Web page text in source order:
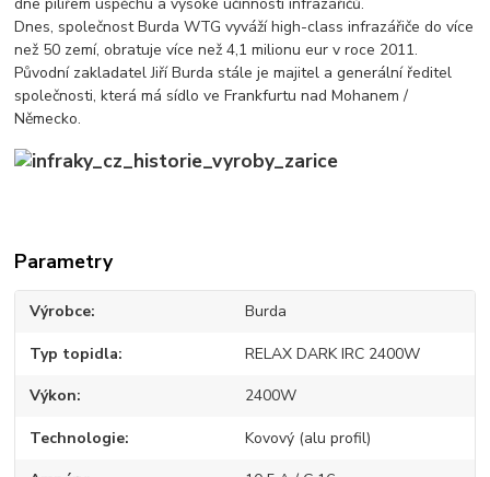
Dnes, společnost Burda WTG vyváží high-class infrazářiče do více
než 50 zemí, obratuje více než 4,1 milionu eur v roce 2011.
Původní zakladatel Jiří Burda stále je majitel a generální ředitel
společnosti, která má sídlo ve Frankfurtu nad Mohanem /
Německo.
Parametry
Výrobce Burda
Typ topidla RELAX DARK IRC 2400W
Výkon 2400W
Technologie Kovový (alu profil)